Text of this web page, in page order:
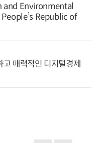
Environmental
Republic of
매력적인 디지털경제